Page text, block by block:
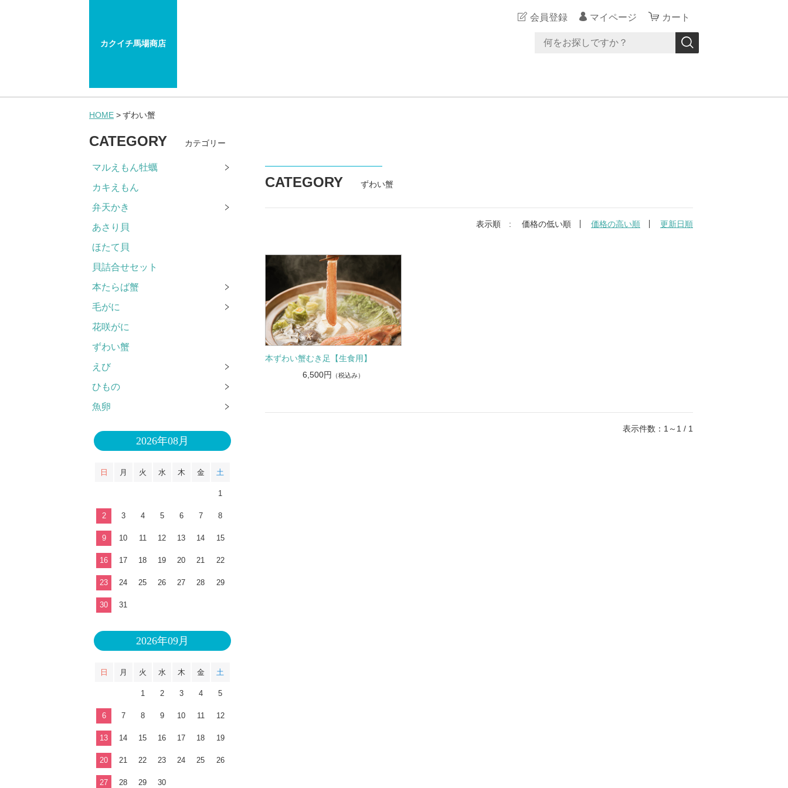
カクイチ馬場商店
会員登録 マイページ カート
HOME ずわい蟹
CATEGORY ずわい蟹
表示順 : 価格の低い順 価格の高い順 更新日順
本ずわい蟹むき足【生食用】
6,500円
（税込み）
表示件数：1～1 / 1
CATEGORY カテゴリー
マルえもん牡蠣
カキえもん
弁天かき
あさり貝
ほたて貝
貝詰合せセット
本たらば蟹
毛がに
花咲がに
ずわい蟹
えび
ひもの
魚卵
2026年08月
日 月 火 水 木 金 土
1
2 3 4 5 6 7 8
9 10 11 12 13 14 15
16 17 18 19 20 21 22
23 24 25 26 27 28 29
30 31
2026年09月
日 月 火 水 木 金 土
1 2 3 4 5
6 7 8 9 10 11 12
13 14 15 16 17 18 19
20 21 22 23 24 25 26
27 28 29 30